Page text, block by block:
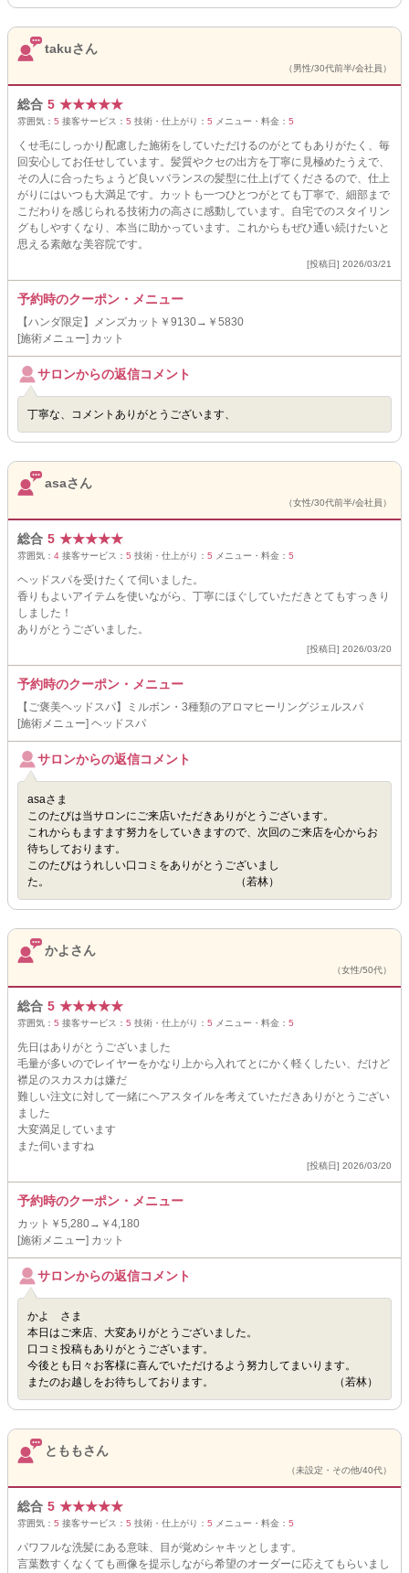
takuさん
（男性/30代前半/会社員）
総合 5 ★★★★★
雰囲気： 5 接客サービス： 5 技術・仕上がり： 5 メニュー・料金： 5
くせ毛にしっかり配慮した施術をしていただけるのがとてもありがたく、毎
回安心してお任せしています。髪質やクセの出方を丁寧に見極めたうえで、
その人に合ったちょうど良いバランスの髪型に仕上げてくださるので、仕上
がりにはいつも大満足です。カットも一つひとつがとても丁寧で、細部まで
こだわりを感じられる技術力の高さに感動しています。自宅でのスタイリン
グもしやすくなり、本当に助かっています。これからもぜひ通い続けたいと
思える素敵な美容院です。
[投稿日] 2026/03/21
予約時のクーポン・メニュー
【ハンダ限定】メンズカット￥9130→￥5830
[施術メニュー] カット
サロンからの返信コメント
丁寧な、コメントありがとうございます、
asaさん
（女性/30代前半/会社員）
総合 5 ★★★★★
雰囲気： 4 接客サービス： 5 技術・仕上がり： 5 メニュー・料金： 5
ヘッドスパを受けたくて伺いました。
香りもよいアイテムを使いながら、丁寧にほぐしていただきとてもすっきり
しました！
ありがとうございました。
[投稿日] 2026/03/20
予約時のクーポン・メニュー
【ご褒美ヘッドスパ】ミルボン・3種類のアロマヒーリングジェルスパ
[施術メニュー] ヘッドスパ
サロンからの返信コメント
asaさま
このたびは当サロンにご来店いただきありがとうございます。
これからもますます努力をしていきますので、次回のご来店を心からお
待ちしております。
このたびはうれしい口コミをありがとうございまし
た。 （若林）
かよさん
（女性/50代）
総合 5 ★★★★★
雰囲気： 5 接客サービス： 5 技術・仕上がり： 5 メニュー・料金： 5
先日はありがとうございました
毛量が多いのでレイヤーをかなり上から入れてとにかく軽くしたい、だけど
襟足のスカスカは嫌だ
難しい注文に対して一緒にヘアスタイルを考えていただきありがとうござい
ました
大変満足しています
また伺いますね
[投稿日] 2026/03/20
予約時のクーポン・メニュー
カット￥5,280→￥4,180
[施術メニュー] カット
サロンからの返信コメント
かよ さま
本日はご来店、大変ありがとうございました。
口コミ投稿もありがとうございます。
今後とも日々お客様に喜んでいただけるよう努力してまいります。
またのお越しをお待ちしております。 （若林）
とももさん
（未設定・その他/40代）
総合 5 ★★★★★
雰囲気： 5 接客サービス： 5 技術・仕上がり： 5 メニュー・料金： 5
パワフルな洗髪にある意味、目が覚めシャキッとします。
言葉数すくなくても画像を提示しながら希望のオーダーに応えてもらいまし